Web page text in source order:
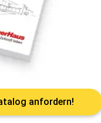
anfordern!